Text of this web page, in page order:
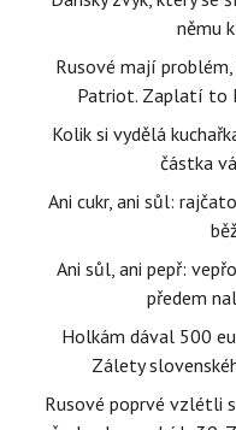
němu
Rusové mají
Patriot. Zaplatí to
Kolik si vydělá
částka
Ani cukr, ani sůl:
Ani sůl, ani pepř:
předem
Holkám dával 500
Zálety
Rusové poprvé vzlétli